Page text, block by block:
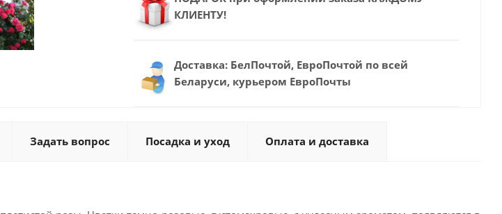
КЛИЕНТУ!
Доставка: БелПочтой, ЕвроПочтой по всей
Беларуси, курьером ЕвроПочты
Задать вопрос Посадка и уход Оплата и доставка